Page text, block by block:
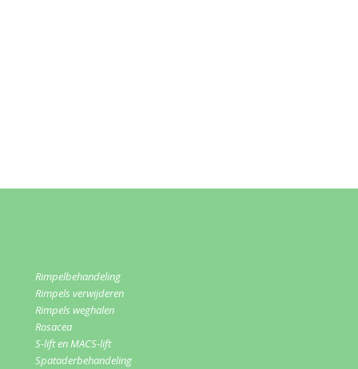
Rimpelbehandeling
Rimpels verwijderen
Rimpels weghalen
Rosacea
S-lift en MACS-lift
Spataderbehandeling